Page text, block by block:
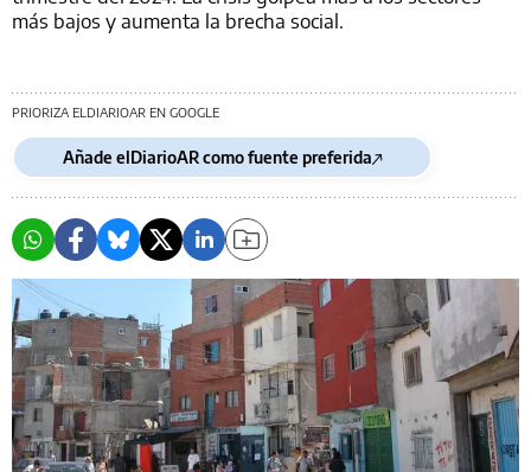
más bajos y aumenta la brecha social.
PRIORIZA ELDIARIOAR EN GOOGLE
Añade elDiarioAR como fuente preferida